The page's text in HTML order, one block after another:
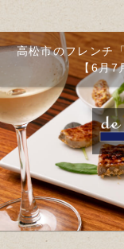
高松市のフレンチ
【6月